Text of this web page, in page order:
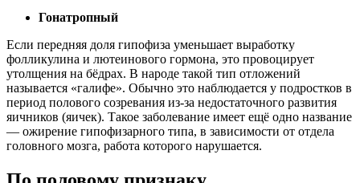
Гонатропный
Если передняя доля гипофиза уменьшает выработку
фолликулина и лютеинового гормона, это провоцирует
утолщения на бёдрах. В народе такой тип отложений
называется «галифе». Обычно это наблюдается у подростков в
период полового созревания из-за недостаточного развития
яичников (яичек). Такое заболевание имеет ещё одно название
— ожирение гипофизарного типа, в зависимости от отдела
головного мозга, работа которого нарушается.